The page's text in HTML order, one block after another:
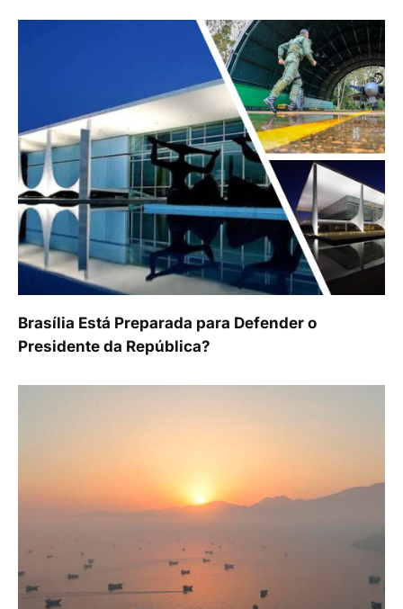
Brasília Está Preparada para Defender o
Presidente da República?